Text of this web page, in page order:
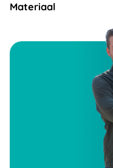
Materiaal